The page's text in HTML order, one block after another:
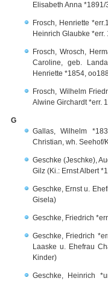
Elisabeth Anna
Frosch, Henriette
Heinrich Glaubke *err.
Frosch, Wrosch,
Caroline, geb.
Henriette *1854,
Frosch, Wilhelm
Alwine Girchardt *err.
G
Gallas, Wilhelm
Christian, wh. Seehof/
Geschke (Jeschke),
Gilz (Ki.: Ernst Albert
Geschke, Ernst u.
Gisela)
Geschke, Friedrich
Geschke, Friedrich
Laaske u. Ehefrau
Kinder)
Geschke, Heinrich